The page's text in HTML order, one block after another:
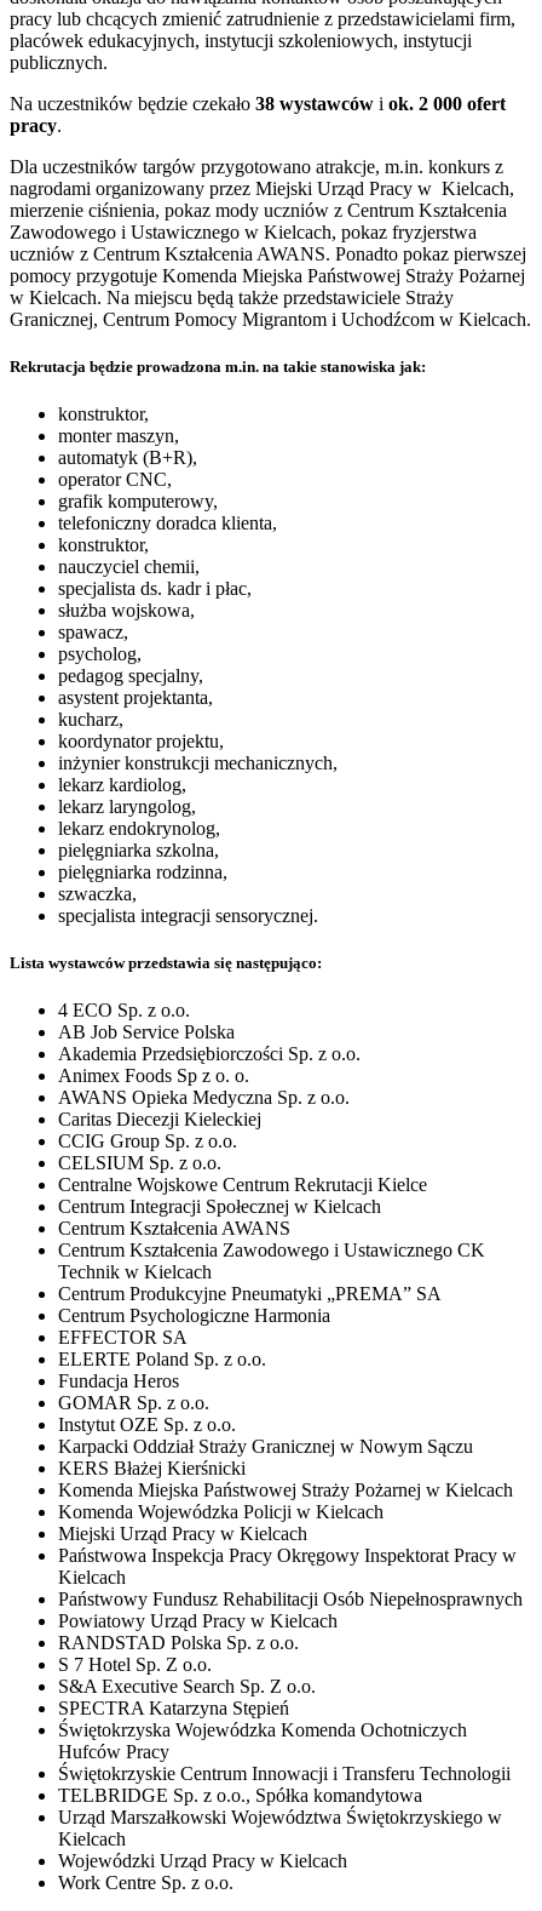
pracy lub chcących zmienić zatrudnienie z przedstawicielami firm,
placówek edukacyjnych, instytucji szkoleniowych, instytucji
publicznych.
Na uczestników będzie czekało 38 wystawców i ok. 2 000 ofert
pracy.
Dla uczestników targów przygotowano atrakcje, m.in. konkurs z
nagrodami organizowany przez Miejski Urząd Pracy w Kielcach,
mierzenie ciśnienia, pokaz mody uczniów z Centrum Kształcenia
Zawodowego i Ustawicznego w Kielcach, pokaz fryzjerstwa
uczniów z Centrum Kształcenia AWANS. Ponadto pokaz pierwszej
pomocy przygotuje Komenda Miejska Państwowej Straży Pożarnej
w Kielcach. Na miejscu będą także przedstawiciele Straży
Granicznej, Centrum Pomocy Migrantom i Uchodźcom w Kielcach.
Rekrutacja będzie prowadzona m.in. na takie stanowiska jak:
konstruktor,
monter maszyn,
automatyk (B+R),
operator CNC,
grafik komputerowy,
telefoniczny doradca klienta,
konstruktor,
nauczyciel chemii,
specjalista ds. kadr i płac,
służba wojskowa,
spawacz,
psycholog,
pedagog specjalny,
asystent projektanta,
kucharz,
koordynator projektu,
inżynier konstrukcji mechanicznych,
lekarz kardiolog,
lekarz laryngolog,
lekarz endokrynolog,
pielęgniarka szkolna,
pielęgniarka rodzinna,
szwaczka,
specjalista integracji sensorycznej.
Lista wystawców przedstawia się następująco:
4 ECO Sp. z o.o.
AB Job Service Polska
Akademia Przedsiębiorczości Sp. z o.o.
Animex Foods Sp z o. o.
AWANS Opieka Medyczna Sp. z o.o.
Caritas Diecezji Kieleckiej
CCIG Group Sp. z o.o.
CELSIUM Sp. z o.o.
Centralne Wojskowe Centrum Rekrutacji Kielce
Centrum Integracji Społecznej w Kielcach
Centrum Kształcenia AWANS
Centrum Kształcenia Zawodowego i Ustawicznego CK
Technik w Kielcach
Centrum Produkcyjne Pneumatyki „PREMA” SA
Centrum Psychologiczne Harmonia
EFFECTOR SA
ELERTE Poland Sp. z o.o.
Fundacja Heros
GOMAR Sp. z o.o.
Instytut OZE Sp. z o.o.
Karpacki Oddział Straży Granicznej w Nowym Sączu
KERS Błażej Kierśnicki
Komenda Miejska Państwowej Straży Pożarnej w Kielcach
Komenda Wojewódzka Policji w Kielcach
Miejski Urząd Pracy w Kielcach
Państwowa Inspekcja Pracy Okręgowy Inspektorat Pracy w
Kielcach
Państwowy Fundusz Rehabilitacji Osób Niepełnosprawnych
Powiatowy Urząd Pracy w Kielcach
RANDSTAD Polska Sp. z o.o.
S 7 Hotel Sp. Z o.o.
S&A Executive Search Sp. Z o.o.
SPECTRA Katarzyna Stępień
Świętokrzyska Wojewódzka Komenda Ochotniczych
Hufców Pracy
Świętokrzyskie Centrum Innowacji i Transferu Technologii
TELBRIDGE Sp. z o.o., Spółka komandytowa
Urząd Marszałkowski Województwa Świętokrzyskiego w
Kielcach
Wojewódzki Urząd Pracy w Kielcach
Work Centre Sp. z o.o.